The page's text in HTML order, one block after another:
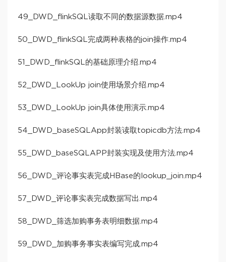
49_DWD_flinkSQL读取不同的数据源数据.mp4
50_DWD_flinkSQL完成两种表格的join操作.mp4
51_DWD_flinkSQL的基础原理介绍.mp4
52_DWD_LookUp join使用场景介绍.mp4
53_DWD_LookUp join具体使用演示.mp4
54_DWD_baseSQLApp封装读取topicdb方法.mp4
55_DWD_baseSQLAPP封装实现及使用方法.mp4
56_DWD_评论事实表完成HBase的lookup_join.mp4
57_DWD_评论事实表完成数据写出.mp4
58_DWD_筛选加购事务表明细数据.mp4
59_DWD_加购事务事实表编写完成.mp4